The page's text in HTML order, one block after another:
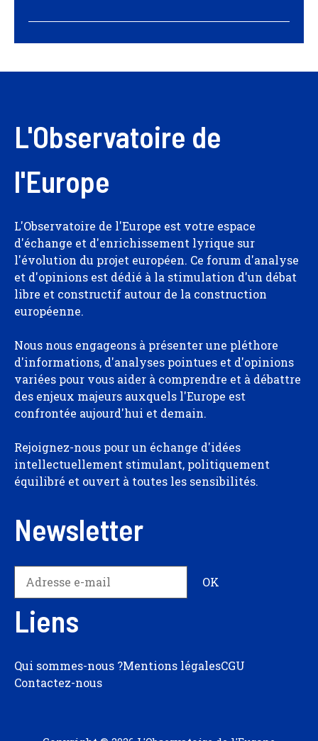
L'Observatoire de
l'Europe
L'Observatoire de l'Europe est votre espace
d'échange et d'enrichissement lyrique sur
l'évolution du projet européen. Ce forum d'analyse
et d'opinions est dédié à la stimulation d'un débat
libre et constructif autour de la construction
européenne.
Nous nous engageons à présenter une pléthore
d'informations, d'analyses pointues et d'opinions
variées pour vous aider à comprendre et à débattre
des enjeux majeurs auxquels l'Europe est
confrontée aujourd'hui et demain.
Rejoignez-nous pour un échange d'idées
intellectuellement stimulant, politiquement
équilibré et ouvert à toutes les sensibilités.
Newsletter
Liens
Qui sommes-nous ?Mentions légalesCGU
Contactez-nous